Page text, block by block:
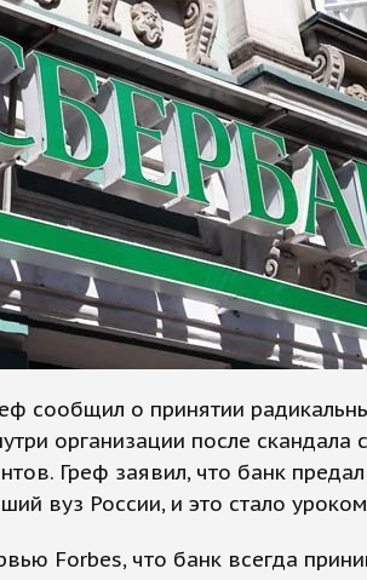
сообщил о принятии
организации после скандала
Греф заявил, что банк предал
вуз России, и это стало
Forbes, что банк всегда